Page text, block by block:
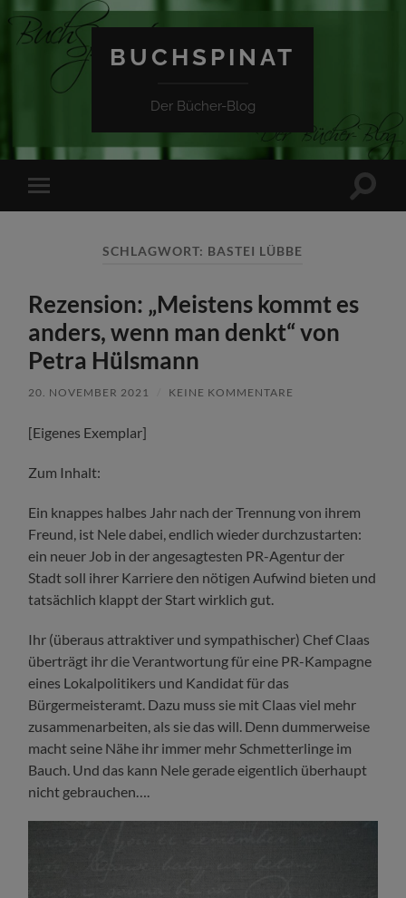
BUCHSPINAT
Der Bücher-Blog
Mobile-
Menü
SCHLAGWORT: BASTEI LÜBBE
Rezension: „Meistens kommt es
anders, wenn man denkt“ von
Petra Hülsmann
20. NOVEMBER 2021 KEINE KOMMENTARE
[Eigenes Exemplar]
Zum Inhalt:
Ein knappes halbes Jahr nach der Trennung von ihrem
Freund, ist Nele dabei, endlich wieder durchzustarten:
ein neuer Job in der angesagtesten PR-Agentur der
Stadt soll ihrer Karriere den nötigen Aufwind bieten und
tatsächlich klappt der Start wirklich gut.
Ihr (überaus attraktiver und sympathischer) Chef Claas
überträgt ihr die Verantwortung für eine PR-Kampagne
eines Lokalpolitikers und Kandidat für das
Bürgermeisteramt. Dazu muss sie mit Claas viel mehr
zusammenarbeiten, als sie das will. Denn dummerweise
macht seine Nähe ihr immer mehr Schmetterlinge im
Bauch. Und das kann Nele gerade eigentlich überhaupt
nicht gebrauchen….